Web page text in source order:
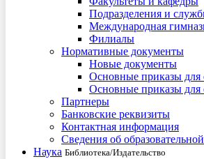
Подразделения и
Международная
Филиалы
Нормативные документы
Новые документы
Основные приказы для
Основные приказы для
Партнеры
Банковские реквизиты
Контактная информация
Сведения об
Наука Библиотека/Издательство